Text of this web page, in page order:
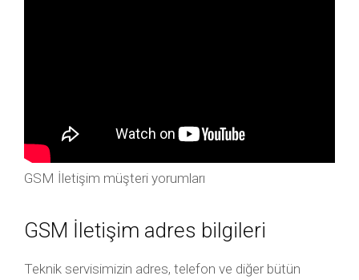
GSM İletişim müşteri yorumları
GSM İletişim adres bilgileri
Teknik servisimizin adres, telefon ve diğer bütün